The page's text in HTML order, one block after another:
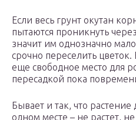
Если весь грунт окутан
пытаются проникнуть
значит им однозначно
срочно переселить цветок.
еще свободное место для
пересадкой пока
Бывает и так, что растение
одном месте – не растет,